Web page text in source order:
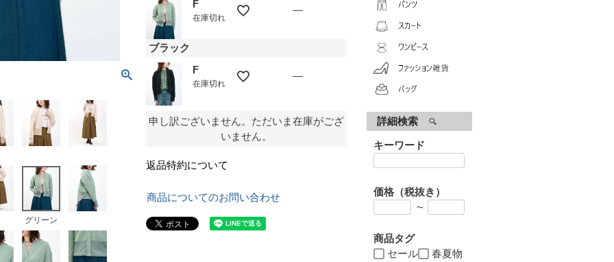
グリーン
F
在庫切れ
—
ブラック
F
在庫切れ
—
申し訳ございません。ただいま在庫がござ
いません。
返品特約について
商品についてのお問い合わせ
詳細検索
キーワード
価格（税抜き）
〜
商品タグ
セール
春夏物